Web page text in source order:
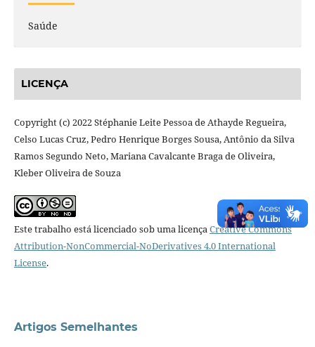
Saúde
LICENÇA
Copyright (c) 2022 Stéphanie Leite Pessoa de Athayde Regueira,
Celso Lucas Cruz, Pedro Henrique Borges Sousa, Antônio da Silva
Ramos Segundo Neto, Mariana Cavalcante Braga de Oliveira,
Kleber Oliveira de Souza
Este trabalho está licenciado sob uma licençaCreative Commons
Attribution-NonCommercial-NoDerivatives 4.0 International
License.
Artigos Semelhantes